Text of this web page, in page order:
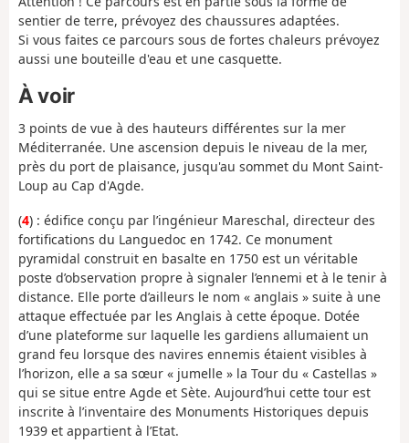
sentier de terre, prévoyez des chaussures adaptées.
Si vous faites ce parcours sous de fortes chaleurs prévoyez
aussi une bouteille d'eau et une casquette.
À voir
3 points de vue à des hauteurs différentes sur la mer
Méditerranée. Une ascension depuis le niveau de la mer,
près du port de plaisance, jusqu'au sommet du Mont Saint-
Loup au Cap d'Agde.
(4) : édifice conçu par l’ingénieur Mareschal, directeur des
fortifications du Languedoc en 1742. Ce monument
pyramidal construit en basalte en 1750 est un véritable
poste d’observation propre à signaler l’ennemi et à le tenir à
distance. Elle porte d’ailleurs le nom « anglais » suite à une
attaque effectuée par les Anglais à cette époque. Dotée
d’une plateforme sur laquelle les gardiens allumaient un
grand feu lorsque des navires ennemis étaient visibles à
l’horizon, elle a sa sœur « jumelle » la Tour du « Castellas »
qui se situe entre Agde et Sète. Aujourd’hui cette tour est
inscrite à l’inventaire des Monuments Historiques depuis
1939 et appartient à l’Etat.